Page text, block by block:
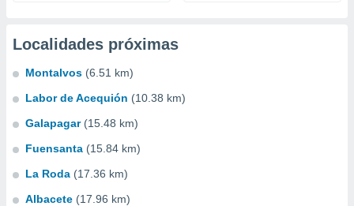
Localidades próximas
Montalvos (6.51 km)
Labor de Acequión (10.38 km)
Galapagar (15.48 km)
Fuensanta (15.84 km)
La Roda (17.36 km)
Albacete (17.96 km)